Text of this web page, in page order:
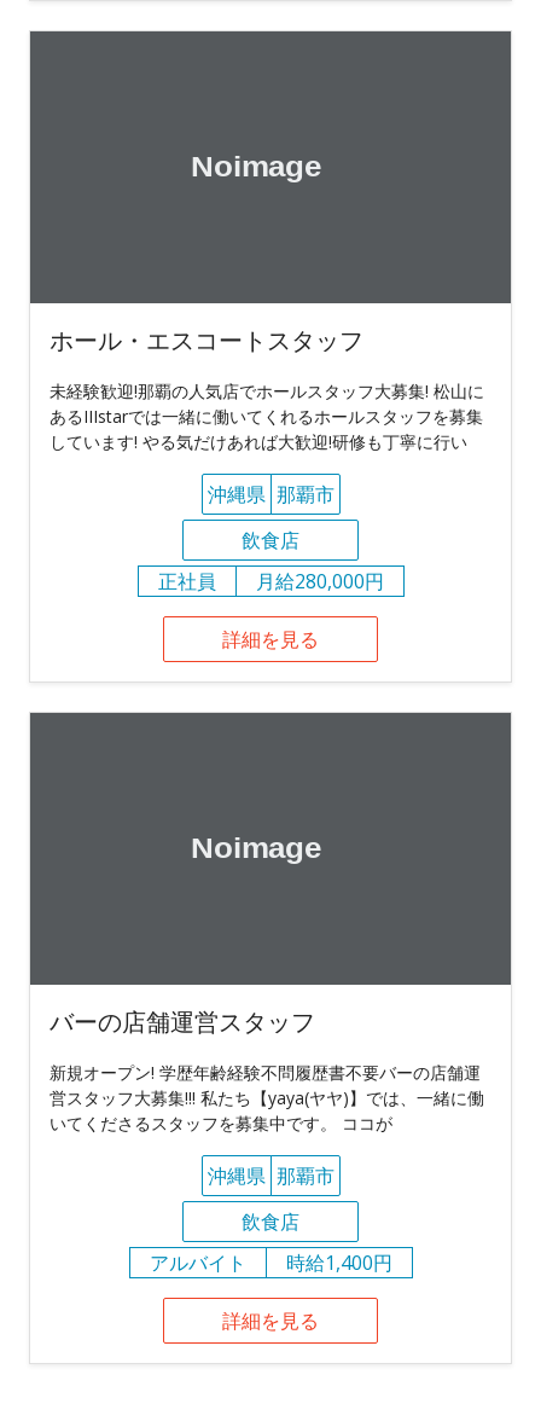
ホール・エスコートスタッフ
未経験歓迎!那覇の人気店でホールスタッフ大募集! 松山に
あるIIIstarでは一緒に働いてくれるホールスタッフを募集
しています! やる気だけあれば大歓迎!研修も丁寧に行い
沖縄県 那覇市
飲食店
正社員
月給280,000円
詳細を見る
バーの店舗運営スタッフ
新規オープン! 学歴年齢経験不問履歴書不要バーの店舗運
営スタッフ大募集!!! 私たち【yaya(ヤヤ)】では、一緒に働
いてくださるスタッフを募集中です。 ココが
沖縄県 那覇市
飲食店
アルバイト
時給1,400円
詳細を見る